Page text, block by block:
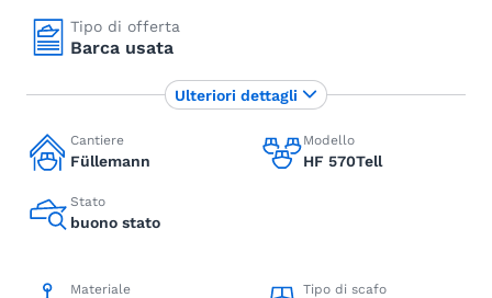
Tipo di offerta
Barca usata
Cantiere
Füllemann
Modello
HF 570Tell
Stato
buono stato
Materiale Tipo di scafo
Ulteriori dettagli